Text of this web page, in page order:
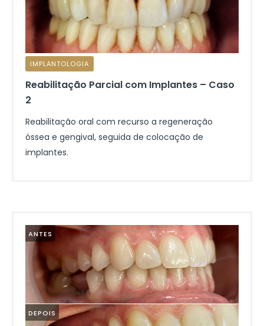
IMPLANTOLOGIA
Reabilitação Parcial com Implantes – Caso
2
Reabilitação oral com recurso a regeneração
óssea e gengival, seguida de colocação de
implantes.
ANTES
DEPOIS